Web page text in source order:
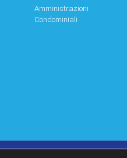
Amministrazioni
Condominiali